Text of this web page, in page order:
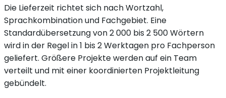
Die Lieferzeit richtet sich nach Wortzahl,
Sprachkombination und Fachgebiet. Eine
Standardübersetzung von 2 000 bis 2 500 Wörtern
wird in der Regel in 1 bis 2 Werktagen pro Fachperson
geliefert. Größere Projekte werden auf ein Team
verteilt und mit einer koordinierten Projektleitung
gebündelt.